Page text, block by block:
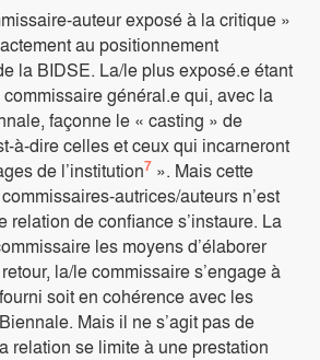
auteur exposé à la critique »
au positionnement
la BIDSE. La/le plus exposé.e étant
général.e qui, avec la
façonne le « casting » de
à-dire celles et ceux qui incarneront
de l’institution7 ». Mais cette
autrices/auteurs n’est
relation de confiance s’instaure. La
les moyens d’élaborer
la/le commissaire s’engage à
soit en cohérence avec les
Mais il ne s’agit pas de
relation se limite à une prestation